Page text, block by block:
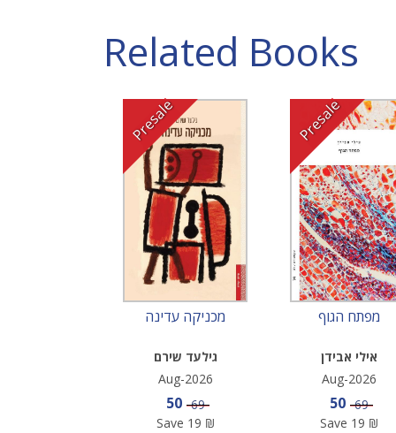
Related Books
Presale
מכניקה עדינה
גילעד שירם
Aug-2026
Sale price
50 Price
69
Save 19 ₪
Presale
מפתח הגוף
אילי אבידן
Aug-2026
Sale price
50 Price
69
Save 19 ₪